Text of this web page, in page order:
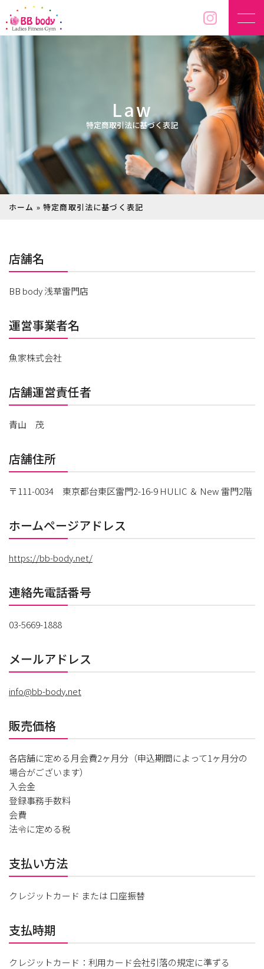
Law
特定商取引法に基づく表記
ホーム »特定商取引法に基づく表記
店舗名
BB body 浅草雷門店
運営事業者名
魚家株式会社
店舗運営責任者
青山 茂
店舗住所
〒111-0034 東京都台東区雷門2-16-9 HULIC ＆ New 雷門2階
ホームページアドレス
https://bb-body.net/
連絡先電話番号
03-5669-1888
メールアドレス
info@bb-body.net
販売価格
各店舗に定める月会費2ヶ月分（申込期間によって1ヶ月分の
場合がございます）
入会金
登録事務手数料
会費
法令に定める税
支払い方法
クレジットカード または 口座振替
支払時期
クレジットカード：利用カード会社引落の規定に準ずる